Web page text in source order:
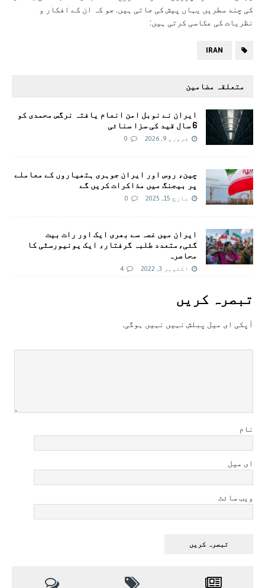
کی چند سطریں یہاں پیش کی جاتی ہیں. جو کہ ان کے افکار و
نظریات کی عکاسی کرتی ہیں:
IRAN
متعلقہ مضامین
ایران نے نوبل امن انعام یافتہ نرگس محمدی کو
6 سال قید کی سزا سنائی
فروری 9, 2026 0
چین، روس اور ایران جوہری ہتھیاروں کے معاملے
پر بیجنگ میں مذاکرات کریں گے
مارچ 15, 2025 0
ایران میں غصہ سے بھری ایک اور رات بیت
گئی،متعدد طلبہ گرفتار، ایک یونیورسٹی کا
محاصرہ
اکتوبر 3, 2022 4
تبصرہ کريں
آپکی ای ميل پبلش نہيں نہيں ہوگی.
نام
ای میل
ویب سائٹ